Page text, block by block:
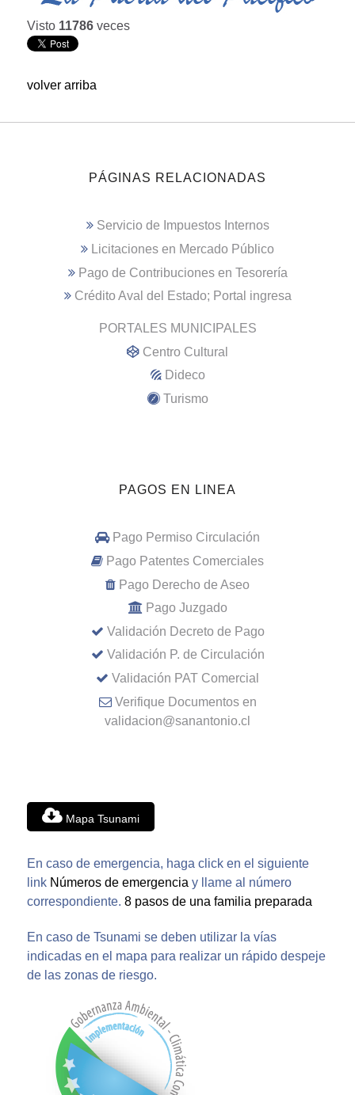
Visto 11786 veces
volver arriba
PÁGINAS RELACIONADAS
Servicio de Impuestos Internos
Licitaciones en Mercado Público
Pago de Contribuciones en Tesorería
Crédito Aval del Estado; Portal ingresa
PORTALES MUNICIPALES
Centro Cultural
Dideco
Turismo
PAGOS EN LINEA
Pago Permiso Circulación
Pago Patentes Comerciales
Pago Derecho de Aseo
Pago Juzgado
Validación Decreto de Pago
Validación P. de Circulación
Validación PAT Comercial
Verifique Documentos en
validacion@sanantonio.cl
Mapa Tsunami
En caso de emergencia, haga click en el siguiente
link Números de emergencia y llame al número
correspondiente. 8 pasos de una familia preparada
En caso de Tsunami se deben utilizar la vías
indicadas en el mapa para realizar un rápido despeje
de las zonas de riesgo.